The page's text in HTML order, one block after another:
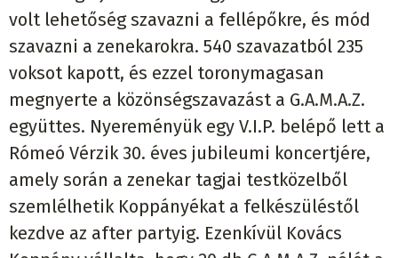
volt lehetőség szavazni a fellépőkre, és mód
szavazni a zenekarokra. 540 szavazatból 235
voksot kapott, és ezzel toronymagasan
megnyerte a közönségszavazást a G.A.M.A.Z.
együttes. Nyereményük egy V.I.P. belépő lett a
Rómeó Vérzik 30. éves jubileumi koncertjére,
amely során a zenekar tagjai testközelből
szemlélhetik Koppányékat a felkészüléstől
kezdve az after partyig. Ezenkívül Kovács